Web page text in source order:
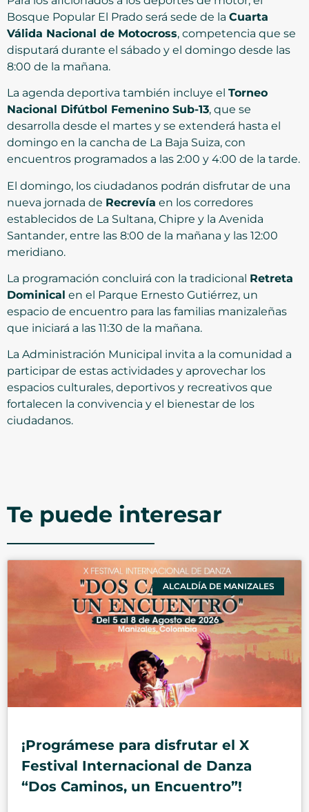
Bosque Popular El Prado será sede de la Cuarta
Válida Nacional de Motocross, competencia que se
disputará durante el sábado y el domingo desde las
8:00 de la mañana.
La agenda deportiva también incluye el Torneo
Nacional Difútbol Femenino Sub-13, que se
desarrolla desde el martes y se extenderá hasta el
domingo en la cancha de La Baja Suiza, con
encuentros programados a las 2:00 y 4:00 de la tarde.
El domingo, los ciudadanos podrán disfrutar de una
nueva jornada de Recrevía en los corredores
establecidos de La Sultana, Chipre y la Avenida
Santander, entre las 8:00 de la mañana y las 12:00
meridiano.
La programación concluirá con la tradicional Retreta
Dominical en el Parque Ernesto Gutiérrez, un
espacio de encuentro para las familias manizaleñas
que iniciará a las 11:30 de la mañana.
La Administración Municipal invita a la comunidad a
participar de estas actividades y aprovechar los
espacios culturales, deportivos y recreativos que
fortalecen la convivencia y el bienestar de los
ciudadanos.
Te puede interesar
ALCALDÍA DE MANIZALES
¡Prográmese para disfrutar el X
Festival Internacional de Danza
“Dos Caminos, un Encuentro”!